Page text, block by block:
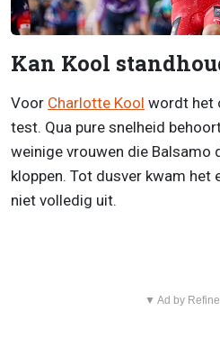
Kan Kool
Voor Charlotte Kool wordt het
test. Qua pure snelheid
weinige vrouwen die Balsamo
kloppen. Tot dusver kwam het
niet volledig uit.
▼ Ad by